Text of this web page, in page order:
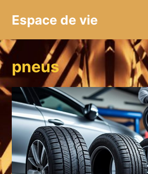
Espace de vie
pneus